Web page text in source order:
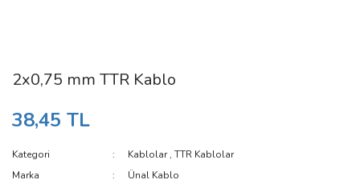
2x0,75 mm TTR Kablo
38,45 TL
Kategori Kablolar,TTR Kablolar
Marka
Ünal Kablo